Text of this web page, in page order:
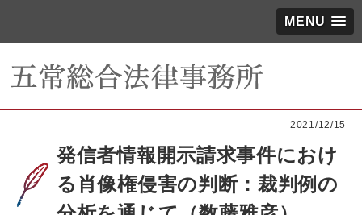
MENU
2021/12/15
発信者情報開示請求事件におけ
る肖像権侵害の判断：裁判例の